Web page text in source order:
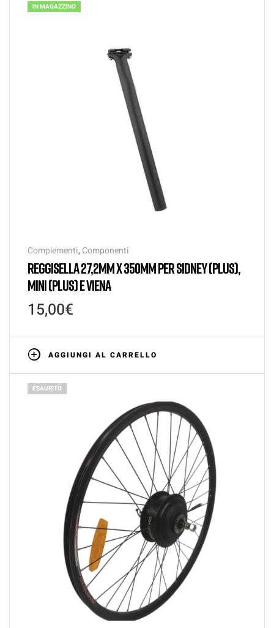
IN MAGAZZINO
Complementi, Componenti
REGGISELLA 27,2MM X 350MM PER SIDNEY (PLUS),
MINI (PLUS) E VIENA
15,00€
AGGIUNGI AL CARRELLO
ESAURITO